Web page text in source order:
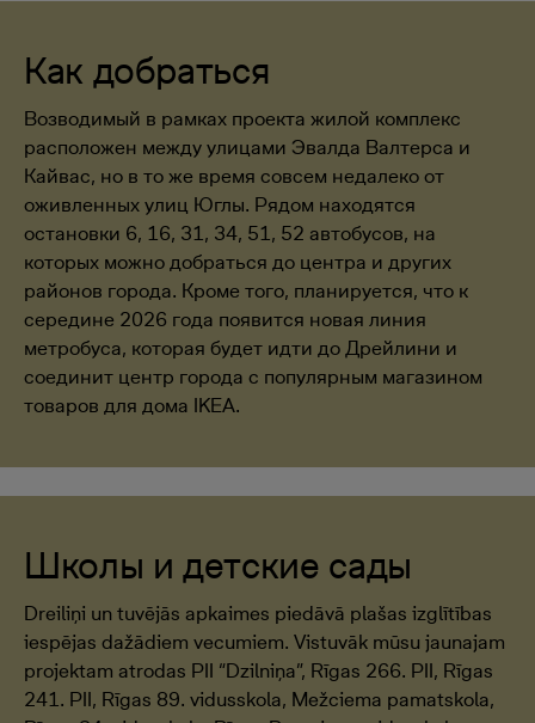
Как добраться
Возводимый в рамках проекта жилой комплекс
расположен между улицами Эвалда Валтерса и
Кайвас, но в то же время совсем недалеко от
оживленных улиц Юглы. Рядом находятся
остановки 6, 16, 31, 34, 51, 52 автобусов, на
которых можно добраться до центра и других
районов города. Кроме того, планируется, что к
середине 2026 года появится новая линия
метробуса, которая будет идти до Дрейлини и
соединит центр города с популярным магазином
товаров для дома IKEA.
Школы и детские сады
Dreiliņi un tuvējās apkaimes piedāvā plašas izglītības
iespējas dažādiem vecumiem. Vistuvāk mūsu jaunajam
projektam atrodas PII “Dzilniņa”, Rīgas 266. PII, Rīgas
241. PII, Rīgas 89. vidusskola, Mežciema pamatskola,